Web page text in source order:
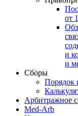
от
и
и
Сборы
Порядок
Арбитражное
Med-Arb